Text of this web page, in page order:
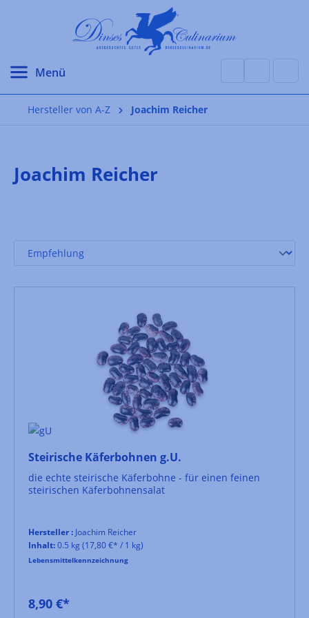
Hersteller von A-Z Joachim Reicher
Joachim Reicher
Steirische Käferbohnen g.U.
die echte steirische Käferbohne - für einen feinen
steirischen Käferbohnensalat
Hersteller : Joachim Reicher
Inhalt:0.5 kg (17,80 €* / 1 kg)
Lebensmittelkennzeichnung
8,90 €*